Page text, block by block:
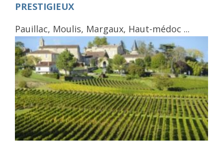
PRESTIGIEUX
Pauillac, Moulis, Margaux, Haut-médoc ...